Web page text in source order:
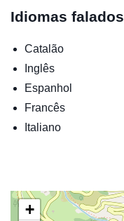
Idiomas falados
Catalão
Inglês
Espanhol
Francês
Italiano
+